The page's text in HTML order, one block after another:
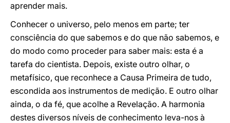
aprender mais.
Conhecer o universo, pelo menos em parte; ter
consciência do que sabemos e do que não sabemos, e
do modo como proceder para saber mais: esta é a
tarefa do cientista. Depois, existe outro olhar, o
metafísico, que reconhece a Causa Primeira de tudo,
escondida aos instrumentos de medição. E outro olhar
ainda, o da fé, que acolhe a Revelação. A harmonia
destes diversos níveis de conhecimento leva-nos à